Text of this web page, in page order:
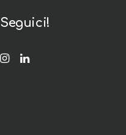
Seguici!